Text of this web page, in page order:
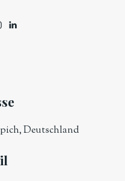
Deutschland